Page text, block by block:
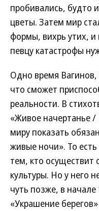
пробивались, будто
цветы. Затем мир
формы, вихрь утих,
певцу катастрофы
Одно время
что сможет
реальности. В
«Живое начертанье /
миру показать
живые ночи». То
тем, кто осуществит
культуры. Но у него
чуть позже, в
«Украшение